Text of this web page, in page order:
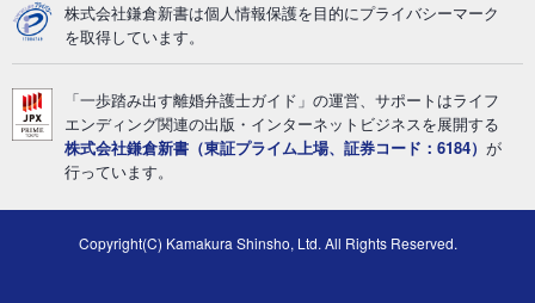
株式会社鎌倉新書は個人情報保護を目的にプライバシーマーク
を取得しています。
「一歩踏み出す離婚弁護士ガイド」の運営、サポートはライフ
エンディング関連の出版・インターネットビジネスを展開する
株式会社鎌倉新書（東証プライム上場、証券コード：6184） が
行っています。
Copyright(C) Kamakura Shinsho, Ltd. All Rights Reserved.